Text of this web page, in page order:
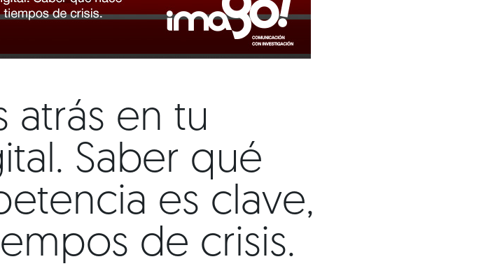
atrás en tu
Saber qué
es clave,
de crisis.